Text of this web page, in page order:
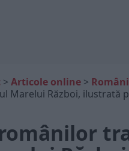
> Articole online >
Marelui Război, ilustrată